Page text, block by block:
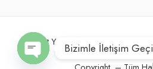
Perfect Yazılım ® | E-Ticaret
Bizimle İletişim